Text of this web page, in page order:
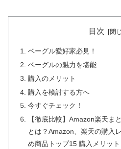
目次
ベーグル愛好家必見！
ベーグルの魅力を堪能
購入のメリット
購入を検討する方へ
今すぐチェック！
【徹底比較】Amazon楽天ま
とは？Amazon、楽天の購入
め商品トップ15 購入メリッ